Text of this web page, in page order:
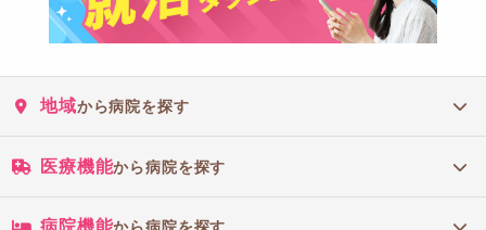
地域から病院を探す
医療機能から病院を探す
病院機能